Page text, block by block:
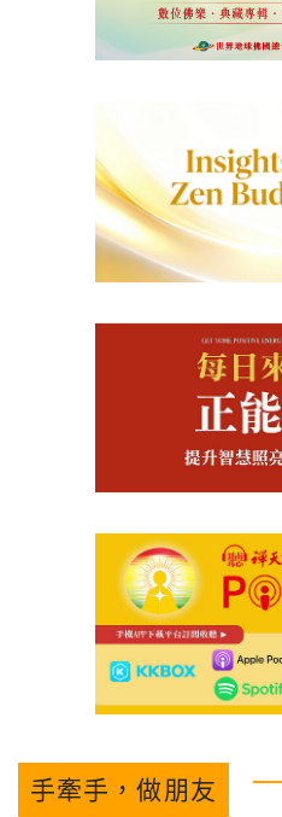
手牽手，做朋友